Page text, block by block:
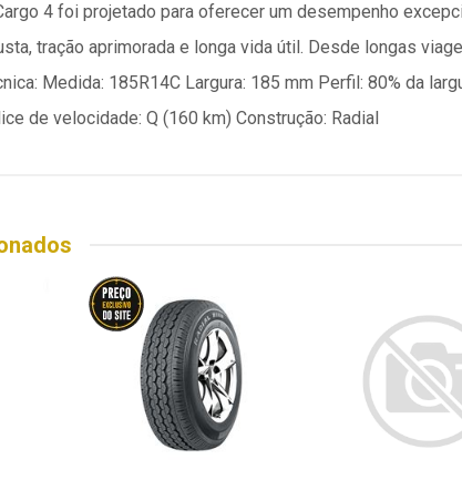
4 foi projetado para oferecer um desempenho
tração aprimorada e longa vida útil. Desde longas
Medida: 185R14C Largura: 185 mm Perfil: 80% da
de velocidade: Q (160 km) Construção: Radial